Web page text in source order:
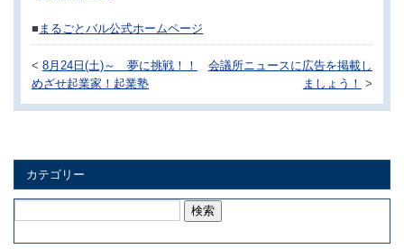
■ まるごとバル公式ホームページ
<8月24日(土)～ 夢に挑戦！！
めざせ起業家！起業塾
会議所ニュースに広告を掲載し
ましょう！
>
カテゴリー